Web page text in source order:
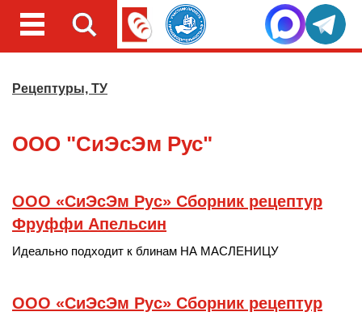
Рецептуры, ТУ
ООО "СиЭсЭм Рус"
ООО «СиЭсЭм Рус» Сборник рецептур
Фруффи Апельсин
Идеально подходит к блинам НА МАСЛЕНИЦУ
ООО «СиЭсЭм Рус» Сборник рецептур